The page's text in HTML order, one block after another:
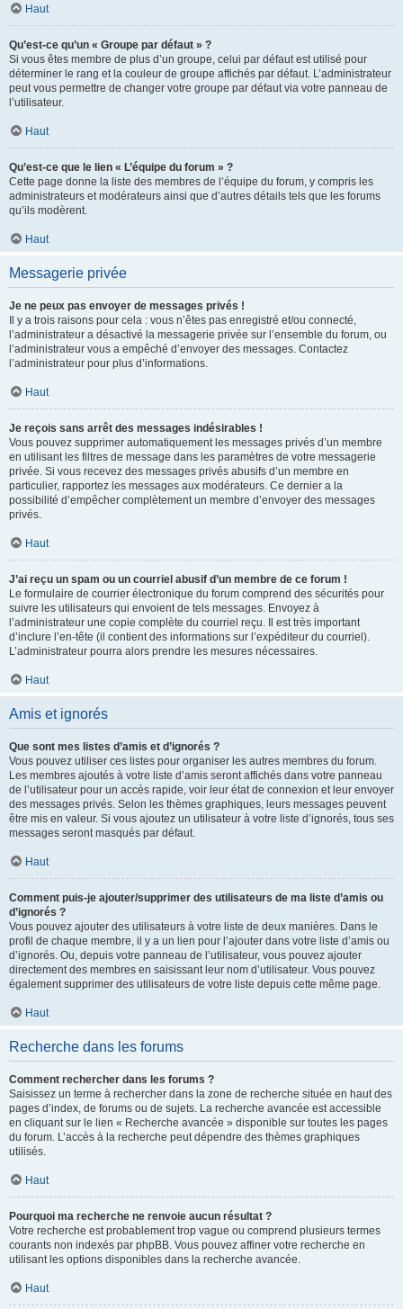
Haut
Qu’est-ce qu’un « Groupe par défaut » ?
Si vous êtes membre de plus d’un groupe, celui par défaut est utilisé pour
déterminer le rang et la couleur de groupe affichés par défaut. L’administrateur
peut vous permettre de changer votre groupe par défaut via votre panneau de
l’utilisateur.
Haut
Qu’est-ce que le lien « L’équipe du forum » ?
Cette page donne la liste des membres de l’équipe du forum, y compris les
administrateurs et modérateurs ainsi que d’autres détails tels que les forums
qu’ils modèrent.
Haut
Messagerie privée
Je ne peux pas envoyer de messages privés !
Il y a trois raisons pour cela : vous n’êtes pas enregistré et/ou connecté,
l’administrateur a désactivé la messagerie privée sur l’ensemble du forum, ou
l’administrateur vous a empêché d’envoyer des messages. Contactez
l’administrateur pour plus d’informations.
Haut
Je reçois sans arrêt des messages indésirables !
Vous pouvez supprimer automatiquement les messages privés d’un membre
en utilisant les filtres de message dans les paramètres de votre messagerie
privée. Si vous recevez des messages privés abusifs d’un membre en
particulier, rapportez les messages aux modérateurs. Ce dernier a la
possibilité d’empêcher complètement un membre d’envoyer des messages
privés.
Haut
J’ai reçu un spam ou un courriel abusif d’un membre de ce forum !
Le formulaire de courrier électronique du forum comprend des sécurités pour
suivre les utilisateurs qui envoient de tels messages. Envoyez à
l’administrateur une copie complète du courriel reçu. Il est très important
d’inclure l’en-tête (il contient des informations sur l’expéditeur du courriel).
L’administrateur pourra alors prendre les mesures nécessaires.
Haut
Amis et ignorés
Que sont mes listes d’amis et d’ignorés ?
Vous pouvez utiliser ces listes pour organiser les autres membres du forum.
Les membres ajoutés à votre liste d’amis seront affichés dans votre panneau
de l’utilisateur pour un accès rapide, voir leur état de connexion et leur envoyer
des messages privés. Selon les thèmes graphiques, leurs messages peuvent
être mis en valeur. Si vous ajoutez un utilisateur à votre liste d’ignorés, tous ses
messages seront masqués par défaut.
Haut
Comment puis-je ajouter/supprimer des utilisateurs de ma liste d’amis ou
d’ignorés ?
Vous pouvez ajouter des utilisateurs à votre liste de deux manières. Dans le
profil de chaque membre, il y a un lien pour l’ajouter dans votre liste d’amis ou
d’ignorés. Ou, depuis votre panneau de l’utilisateur, vous pouvez ajouter
directement des membres en saisissant leur nom d’utilisateur. Vous pouvez
également supprimer des utilisateurs de votre liste depuis cette même page.
Haut
Recherche dans les forums
Comment rechercher dans les forums ?
Saisissez un terme à rechercher dans la zone de recherche située en haut des
pages d’index, de forums ou de sujets. La recherche avancée est accessible
en cliquant sur le lien « Recherche avancée » disponible sur toutes les pages
du forum. L’accès à la recherche peut dépendre des thèmes graphiques
utilisés.
Haut
Pourquoi ma recherche ne renvoie aucun résultat ?
Votre recherche est probablement trop vague ou comprend plusieurs termes
courants non indexés par phpBB. Vous pouvez affiner votre recherche en
utilisant les options disponibles dans la recherche avancée.
Haut